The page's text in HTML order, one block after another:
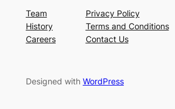
Team
History
Careers
Privacy Policy
Terms and Conditions
Contact Us
Designed with WordPress